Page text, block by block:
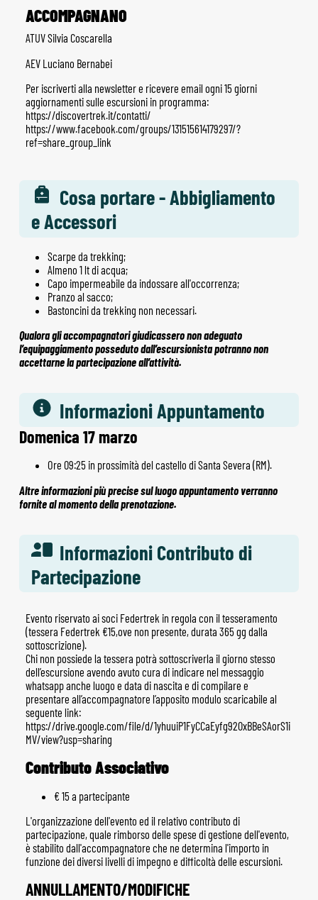
ACCOMPAGNANO
ATUV Silvia Coscarella
AEV Luciano Bernabei
Per iscriverti alla newsletter e ricevere email ogni 15 giorni
aggiornamenti sulle escursioni in programma:
https://discovertrek.it/contatti/
https://www.facebook.com/groups/131515614179297/?
ref=share_group_link
Cosa portare - Abbigliamento
e Accessori
Scarpe da trekking;
Almeno 1 lt di acqua;
Capo impermeabile da indossare all'occorrenza;
Pranzo al sacco;
Bastoncini da trekking non necessari.
Qualora gli accompagnatori giudicassero non adeguato
l’equipaggiamento posseduto dall’escursionista potranno non
accettarne la partecipazione all’attività.
Informazioni Appuntamento
Domenica 17 marzo
Ore 09:25 in prossimità del castello di Santa Severa (RM).
Altre informazioni più precise sul luogo appuntamento verranno
fornite al momento della prenotazione.
Informazioni Contributo di
Partecipazione
Evento riservato ai soci Federtrek in regola con il tesseramento
(tessera Federtrek €15,ove non presente, durata 365 gg dalla
sottoscrizione).
Chi non possiede la tessera potrà sottoscriverla il giorno stesso
dell’escursione avendo avuto cura di indicare nel messaggio
whatsapp anche luogo e data di nascita e di compilare e
presentare all’accompagnatore l’apposito modulo scaricabile al
seguente link:
https://drive.google.com/file/d/1yhuuiP1FyCCaEyfg920xBBeSAorS1i
MV/view?usp=sharing
Contributo Associativo
€ 15 a partecipante
L'organizzazione dell'evento ed il relativo contributo di
partecipazione, quale rimborso delle spese di gestione dell'evento,
è stabilito dall'accompagnatore che ne determina l'importo in
funzione dei diversi livelli di impegno e difficoltà delle escursioni.
ANNULLAMENTO/MODIFICHE